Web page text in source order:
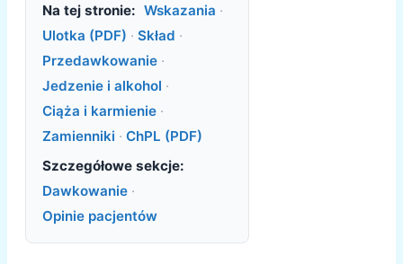
Na tej stronie: Wskazania ·
Ulotka (PDF) · Skład ·
Przedawkowanie ·
Jedzenie i alkohol ·
Ciąża i karmienie ·
Zamienniki · ChPL (PDF)
Szczegółowe sekcje:
Dawkowanie ·
Opinie pacjentów